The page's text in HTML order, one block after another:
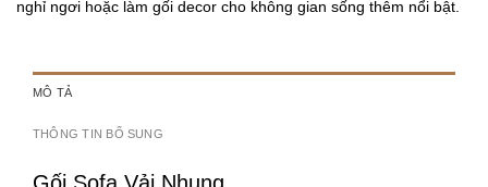
nghỉ ngơi hoặc làm gối decor cho không gian sống thêm nổi bật.
MÔ TẢ
THÔNG TIN BỔ SUNG